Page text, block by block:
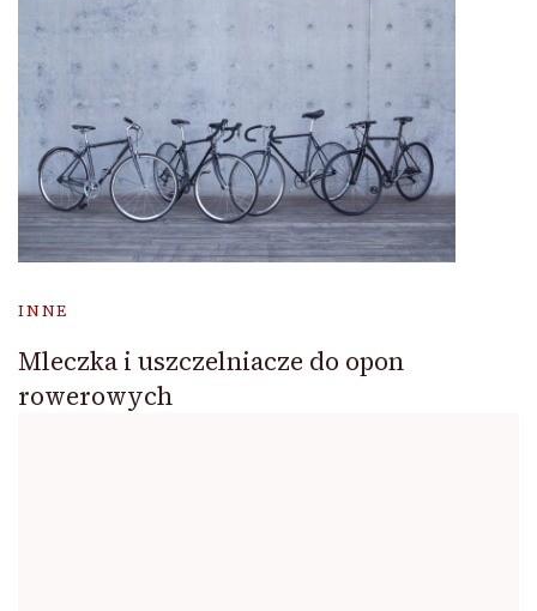
INNE
Mleczka i uszczelniacze do opon
rowerowych